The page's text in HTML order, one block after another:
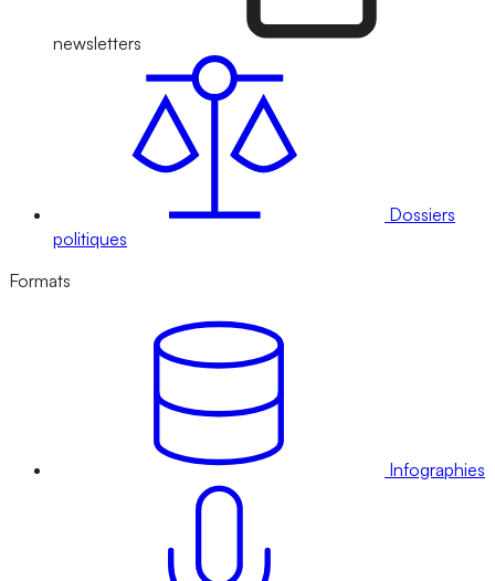
newsletters
Dossiers
politiques
Formats
Infographies